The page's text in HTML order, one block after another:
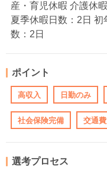
産・育児休暇 介護休暇
夏季休暇日数：2日 初
数：2日
ポイント
高収入 日勤のみ
社会保険完備 交通
選考プロセス